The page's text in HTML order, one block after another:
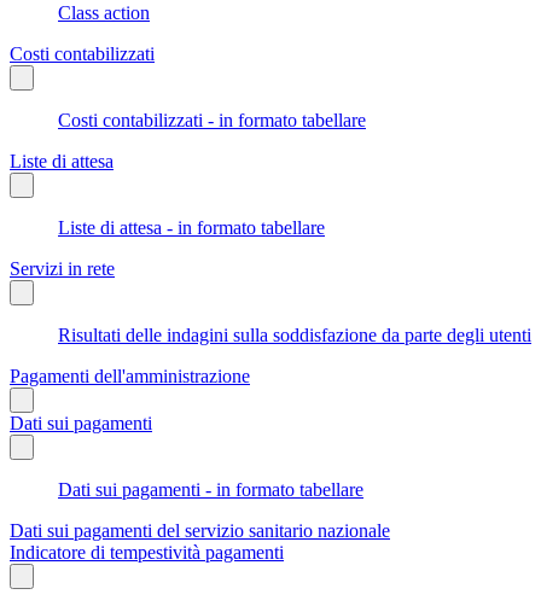
Class action
Costi contabilizzati
Costi contabilizzati - in formato tabellare
Liste di attesa
Liste di attesa - in formato tabellare
Servizi in rete
Risultati delle indagini sulla soddisfazione da parte degli utenti
Pagamenti dell'amministrazione
Dati sui pagamenti
Dati sui pagamenti - in formato tabellare
Dati sui pagamenti del servizio sanitario nazionale
Indicatore di tempestività pagamenti